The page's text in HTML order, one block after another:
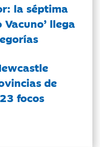
la séptima
llega
de
focos